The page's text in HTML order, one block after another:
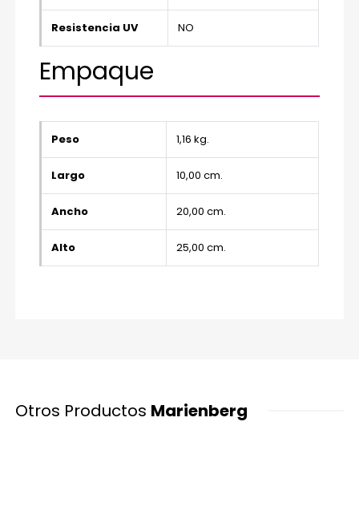
Resistencia UV NO
Empaque
Peso 1,16 kg.
Largo 10,00 cm.
Ancho 20,00 cm.
Alto 25,00 cm.
Otros Productos Marienberg